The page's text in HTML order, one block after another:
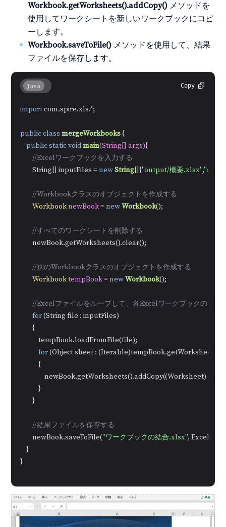
Workbook.getWorksheets().addCopy() メソッドを
使用してワークシートを新しいワークブックにコピ
ーします。
Workbook.saveToFile() メソッドを使用して、結果
ファイルを保存します。
Java Copy
import com.spire.xls.*;
publicclass mergeWorkbooks {
publicstaticvoidmain(String[] args){
//Excelワークブックを入力する
        String[] inputFiles =
newString[]{"output/概要.xlsx",
//Workbookクラスのオブジェクトを作成する
WorkbooknewBook=newWorkbook();
//すべてのワークシートを削除する
        newBook.getWorksheets().clear();
//別のWorkbookクラスのオブジェクトを作成する
WorkbooktempBook=newWorkbook();
//Excelファイルをループして、各Excelワークブックのワー
for (String file : inputFiles)
        {
            tempBook.loadFromFile(file);
for (Object sheet : (Iterable)tempBook.getWorksheets())
            {
newBook.getWorksheets().addCopy((Worksheet)
            }
        }
//結果ファイルを保存する
        newBook.saveToFile(
"ワークブックの結合.xlsx",
    }
}